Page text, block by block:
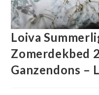
Loiva
Zomerdekbed
Ganzendons –